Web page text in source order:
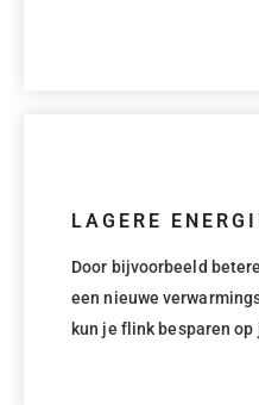
LAGERE
Door bijvoorbeeld
een nieuwe
kun je flink besparen